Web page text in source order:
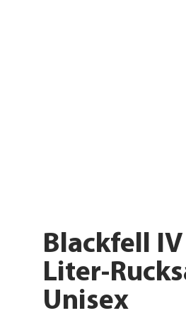
Blackfell
Liter-
Unisex